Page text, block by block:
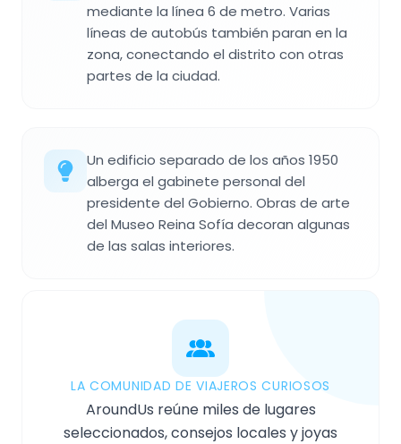
mediante la línea 6 de metro. Varias
líneas de autobús también paran en la
zona, conectando el distrito con otras
partes de la ciudad.
Un edificio separado de los años 1950
alberga el gabinete personal del
presidente del Gobierno. Obras de arte
del Museo Reina Sofía decoran algunas
de las salas interiores.
LA COMUNIDAD DE VIAJEROS CURIOSOS
AroundUs reúne miles de lugares
seleccionados, consejos locales y joyas